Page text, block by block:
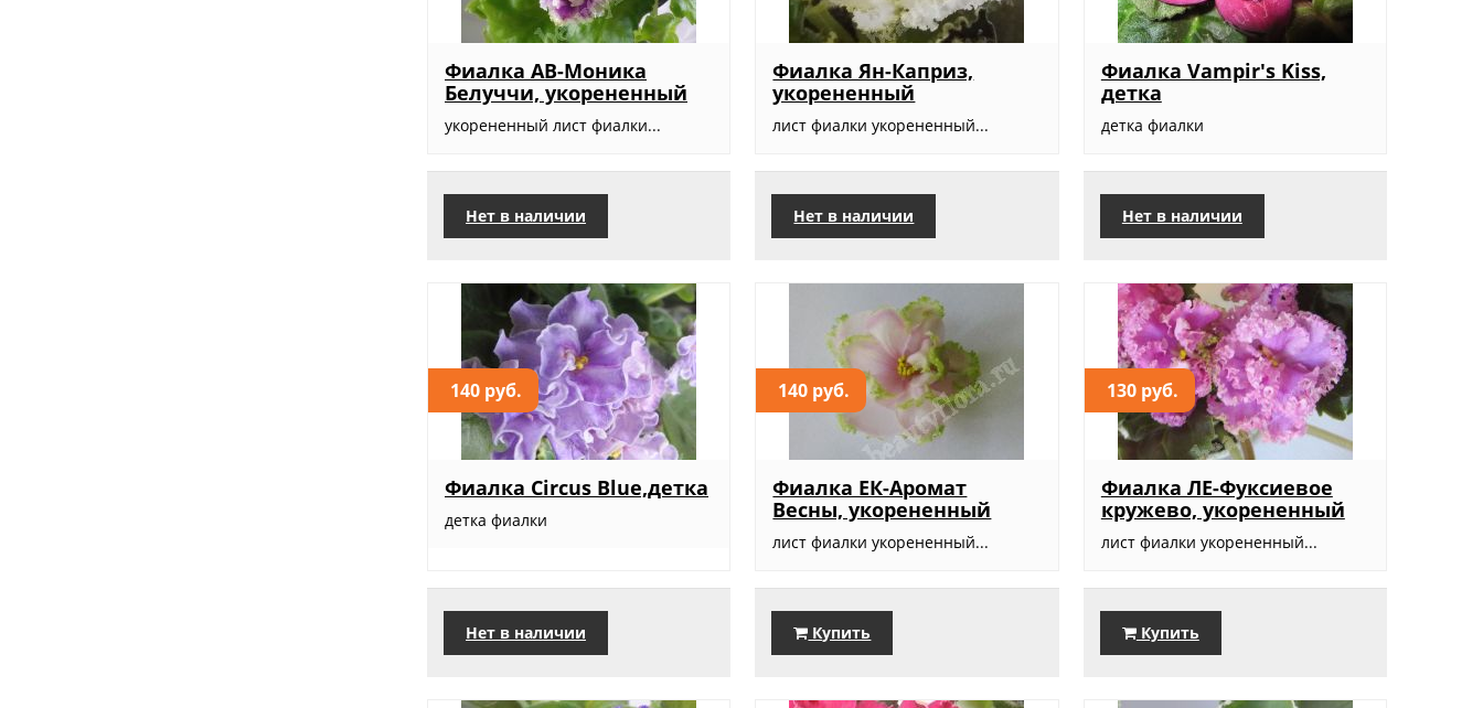
Фиалка АВ-Моника
Белуччи, укорененный
укорененный лист фиалки...
Нет в наличии
Фиалка Ян-Каприз,
укорененный
лист фиалки укорененный...
Нет в наличии
Фиалка Vampir's Kiss,
детка
детка фиалки
Нет в наличии
140 руб.
Фиалка Circus Blue,детка
детка фиалки
Нет в наличии
140 руб.
Фиалка ЕК-Аромат
Весны, укорененный
лист фиалки укорененный...
Купить
130 руб.
Фиалка ЛЕ-Фуксиевое
кружево, укорененный
лист фиалки укорененный...
Купить